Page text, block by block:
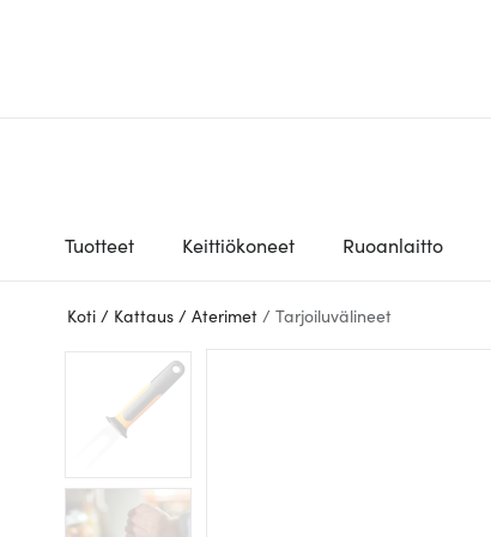
Tuotteet Keittiökoneet Ruoanlaitto
Koti / Kattaus / Aterimet / Tarjoiluvälineet